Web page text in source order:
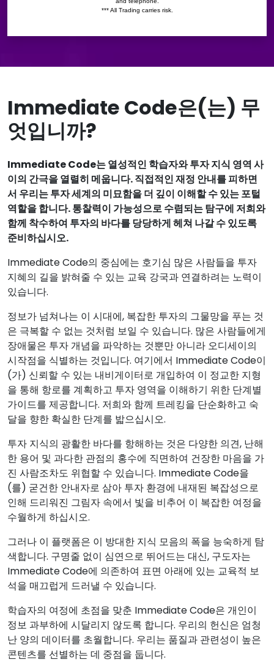
Immediate Code은(는) 무
엇입니까?
Immediate Code는 열성적인 학습자와 투자 지식 영역 사
이의 간극을 열렬히 메웁니다. 직접적인 재정 안내를 피하면
서 우리는 투자 세계의 미묘함을 더 깊이 이해할 수 있는 포털
역할을 합니다. 통찰력이 가능성으로 수렴되는 탐구에 저희와
함께 착수하여 투자의 바다를 당당하게 헤쳐 나갈 수 있도록
준비하십시오.
Immediate Code의 중심에는 호기심 많은 사람들을 투자
지혜의 길을 밝혀줄 수 있는 교육 강국과 연결하려는 노력이
있습니다.
정보가 넘쳐나는 이 시대에, 복잡한 투자의 그물망을 푸는 것
은 극복할 수 없는 것처럼 보일 수 있습니다. 많은 사람들에게
장애물은 투자 개념을 파악하는 것뿐만 아니라 오디세이의
시작점을 식별하는 것입니다. 여기에서 Immediate Code이
(가) 신뢰할 수 있는 내비게이터로 개입하여 이 정교한 지형
을 통해 항로를 계획하고 투자 영역을 이해하기 위한 단계별
가이드를 제공합니다. 저희와 함께 트레킹을 단순화하고 숙
달을 향한 확실한 단계를 밟으십시오.
투자 지식의 광활한 바다를 항해하는 것은 다양한 의견, 난해
한 용어 및 과다한 관점의 홍수에 직면하여 건장한 마음을 가
진 사람조차도 위협할 수 있습니다. Immediate Code을
(를) 굳건한 안내자로 삼아 투자 환경에 내재된 복잡성으로
인해 드리워진 그림자 속에서 빛을 비추어 이 복잡한 여정을
수월하게 하십시오.
그러나 이 플랫폼은 이 방대한 지식 모음의 폭을 능숙하게 탐
색합니다. 구명줄 없이 심연으로 뛰어드는 대신, 구도자는
Immediate Code에 의존하여 표면 아래에 있는 교육적 보
석을 매끄럽게 드러낼 수 있습니다.
학습자의 여정에 초점을 맞춘 Immediate Code은 개인이
정보 과부하에 시달리지 않도록 합니다. 우리의 헌신은 엄청
난 양의 데이터를 초월합니다. 우리는 품질과 관련성이 높은
콘텐츠를 선별하는 데 중점을 둡니다.